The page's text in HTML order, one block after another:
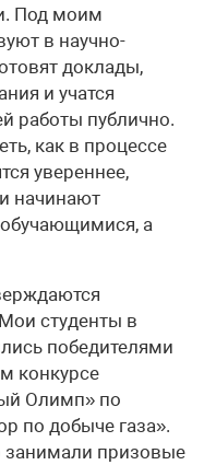
Под моим
в научно-
доклады,
и учатся
работы публично.
как в процессе
увереннее,
начинают
а
студенты в
победителями
конкурсе
Олимп» по
по добыче газа».
занимали призовые